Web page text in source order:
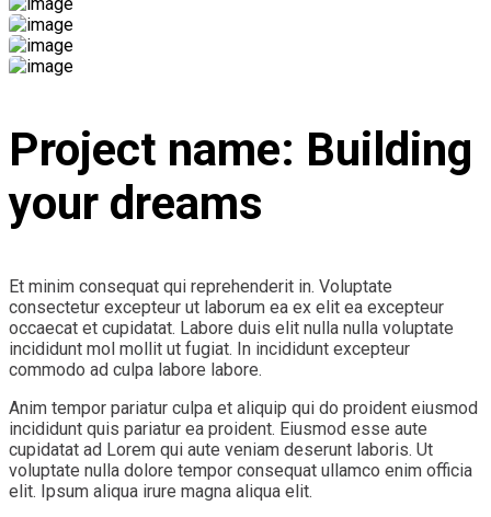
Project name: Building
your dreams
Et minim consequat qui reprehenderit in. Voluptate
consectetur excepteur ut laborum ea ex elit ea excepteur
occaecat et cupidatat. Labore duis elit nulla nulla voluptate
incididunt mol mollit ut fugiat. In incididunt excepteur
commodo ad culpa labore labore.
Anim tempor pariatur culpa et aliquip qui do proident eiusmod
incididunt quis pariatur ea proident. Eiusmod esse aute
cupidatat ad Lorem qui aute veniam deserunt laboris. Ut
voluptate nulla dolore tempor consequat ullamco enim officia
elit. Ipsum aliqua irure magna aliqua elit.